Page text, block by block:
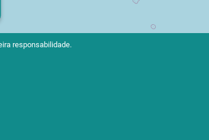
responsabilidade.